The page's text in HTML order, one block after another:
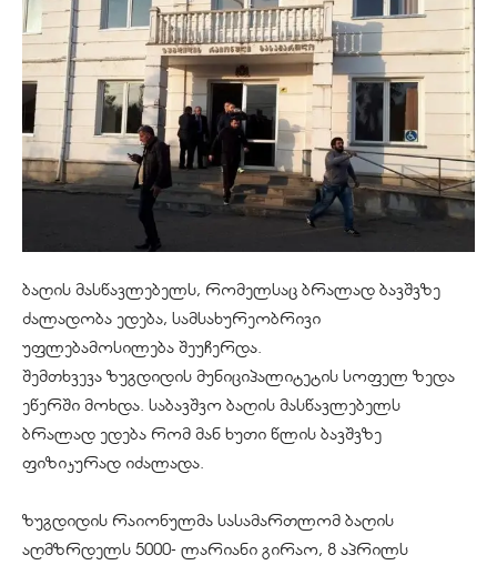
ბაღის მასწავლებელს, რომელსაც ბრალად ბავშვზე
ძალადობა ედება, სამსახურეობრივი
უფლებამოსილება შეუჩერდა.
შემთხვევა ზუგდიდის მუნიციპალიტეტის სოფელ ზედა
ეწერში მოხდა. საბავშვო ბაღის მასწავლებელს
ბრალად ედება რომ მან ხუთი წლის ბავშვზე
ფიზიკურად იძალადა.
ზუგდიდის რაიონულმა სასამართლომ ბაღის
აღმზრდელს 5000- ლარიანი გირაო, 8 აპრილს